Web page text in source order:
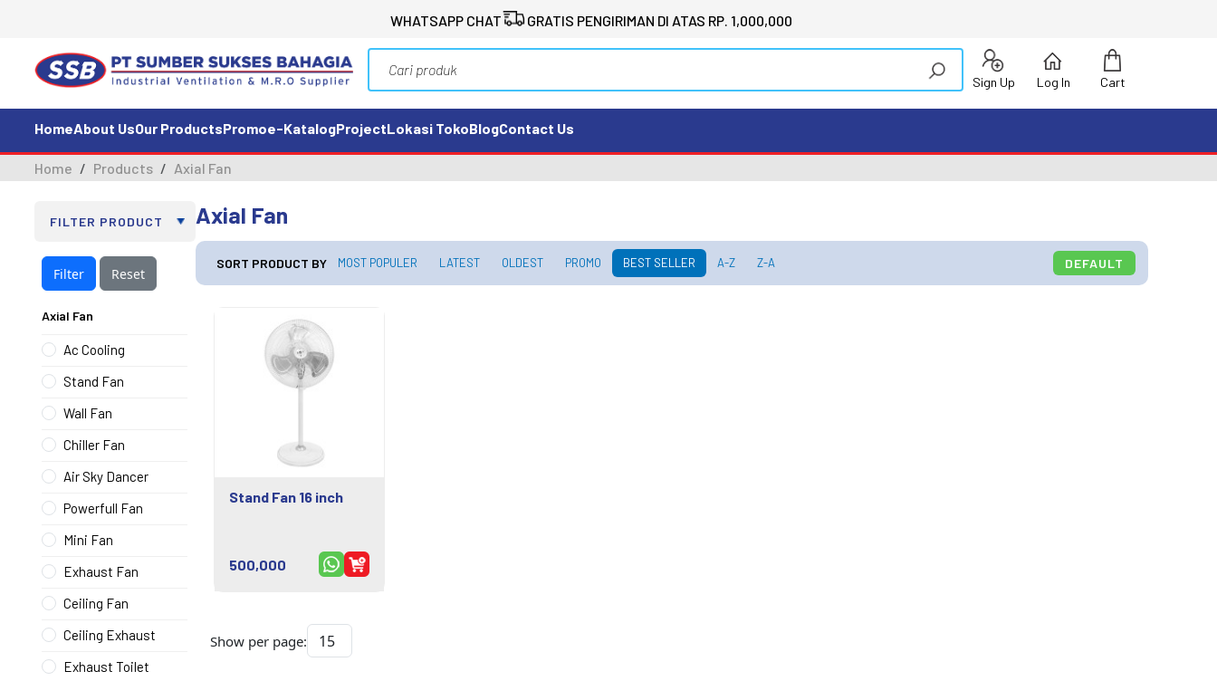
WHATSAPP CHAT GRATIS PENGIRIMAN DI ATAS RP. 1,000,000
Sign Up Log In Cart
HomeAbout UsOur ProductsPromoe-KatalogProjectLokasi TokoBlogContact Us
Home Products Axial Fan
Filter Reset
Axial Fan
Ac Cooling
Stand Fan
Wall Fan
Chiller Fan
Air Sky Dancer
Powerfull Fan
Mini Fan
Exhaust Fan
Ceiling Fan
Ceiling Exhaust
Exhaust Toilet
Axial Fan
SORT PRODUCT BY MOST POPULER LATEST OLDEST PROMO BEST SELLER A-Z Z-A DEFAULT
Stand Fan 16 inch
500,000
Show per page: